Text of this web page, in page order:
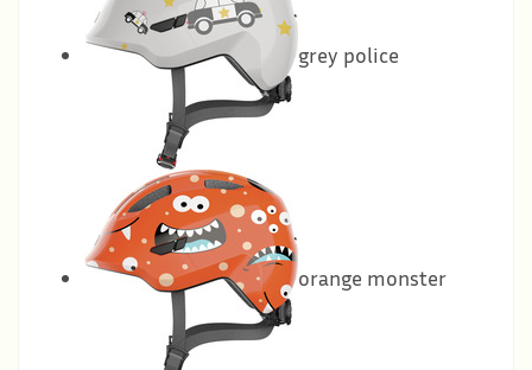
grey police
orange monster